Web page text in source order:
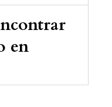
en